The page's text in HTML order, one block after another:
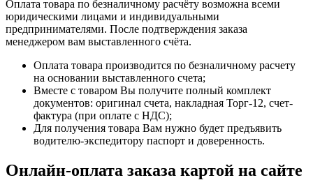
Оплата товара по безналичному расчёту возможна всеми
юридическими лицами и индивидуальными
предпринимателями. После подтверждения заказа
менеджером вам выставленного счёта.
Оплата товара производится по безналичному расчету
на основании выставленного счета;
Вместе с товаром Вы получите полный комплект
документов: оригинал счета, накладная Торг-12, счет-
фактура (при оплате с НДС);
Для получения товара Вам нужно будет предъявить
водителю-экспедитору паспорт и доверенность.
Онлайн-оплата заказа картой на сайте